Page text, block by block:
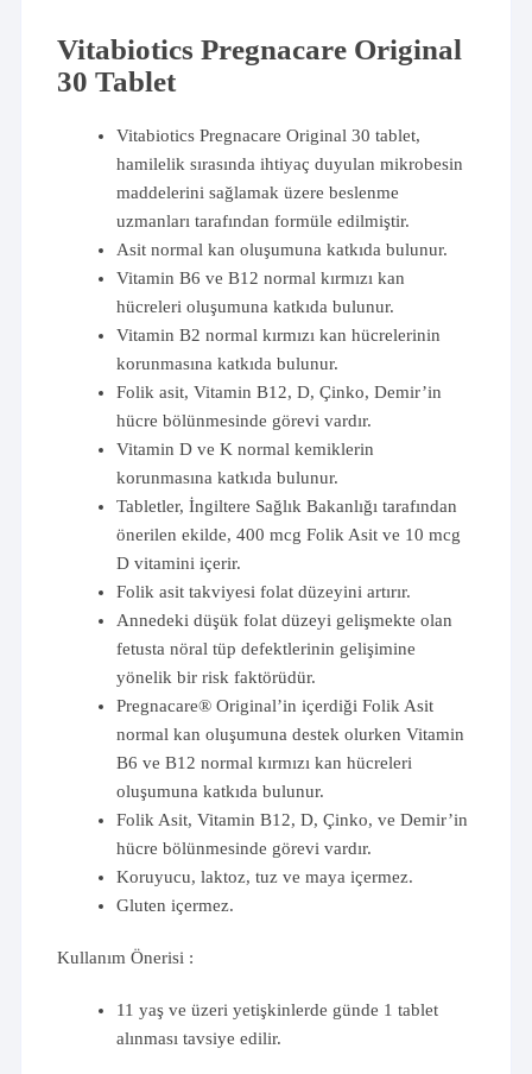
Vitabiotics Pregnacare Original
30 Tablet
Vitabiotics Pregnacare Original 30 tablet,
hamilelik sırasında ihtiyaç duyulan mikrobesin
maddelerini sağlamak üzere beslenme
uzmanları tarafından formüle edilmiştir.
Asit normal kan oluşumuna katkıda bulunur.
Vitamin B6 ve B12 normal kırmızı kan
hücreleri oluşumuna katkıda bulunur.
Vitamin B2 normal kırmızı kan hücrelerinin
korunmasına katkıda bulunur.
Folik asit, Vitamin B12, D, Çinko, Demir’in
hücre bölünmesinde görevi vardır.
Vitamin D ve K normal kemiklerin
korunmasına katkıda bulunur.
Tabletler, İngiltere Sağlık Bakanlığı tarafından
önerilen ekilde, 400 mcg Folik Asit ve 10 mcg
D vitamini içerir.
Folik asit takviyesi folat düzeyini artırır.
Annedeki düşük folat düzeyi gelişmekte olan
fetusta nöral tüp defektlerinin gelişimine
yönelik bir risk faktörüdür.
Pregnacare® Original’in içerdiği Folik Asit
normal kan oluşumuna destek olurken Vitamin
B6 ve B12 normal kırmızı kan hücreleri
oluşumuna katkıda bulunur.
Folik Asit, Vitamin B12, D, Çinko, ve Demir’in
hücre bölünmesinde görevi vardır.
Koruyucu, laktoz, tuz ve maya içermez.
Gluten içermez.
Kullanım Önerisi :
11 yaş ve üzeri yetişkinlerde günde 1 tablet
alınması tavsiye edilir.